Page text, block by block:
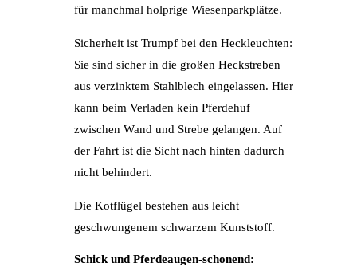
für manchmal holprige Wiesenparkplätze.
Sicherheit ist Trumpf bei den Heckleuchten:
Sie sind sicher in die großen Heckstreben
aus verzinktem Stahlblech eingelassen. Hier
kann beim Verladen kein Pferdehuf
zwischen Wand und Strebe gelangen. Auf
der Fahrt ist die Sicht nach hinten dadurch
nicht behindert.
Die Kotflügel bestehen aus leicht
geschwungenem schwarzem Kunststoff.
Schick und Pferdeaugen-schonend: